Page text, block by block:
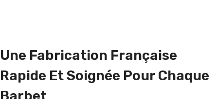
Une Fabrication Française
Rapide Et Soignée Pour Chaque